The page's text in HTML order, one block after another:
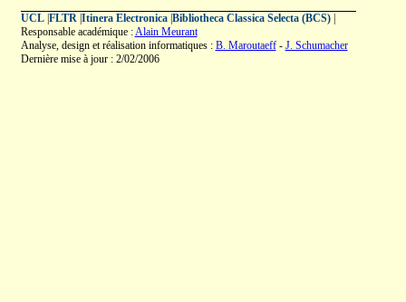
UCL| FLTR| Itinera Electronica| Bibliotheca Classica Selecta (BCS)|
Responsable académique :Alain Meurant
Analyse, design et réalisation informatiques : B. Maroutaeff- J. Schumacher
Dernière mise à jour : 2/02/2006